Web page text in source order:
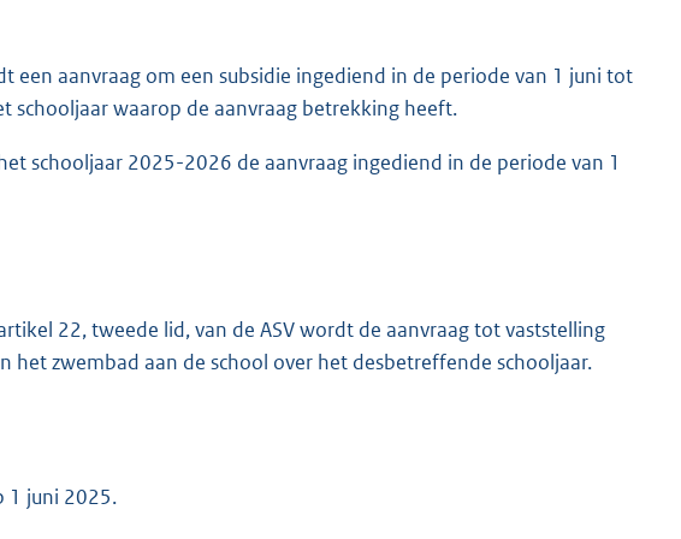
een aanvraag om een subsidie ingediend in de periode van 1 juni tot
schooljaar waarop de aanvraag betrekking heeft.
schooljaar 2025-2026 de aanvraag ingediend in de periode van 1
22, tweede lid, van de ASV wordt de aanvraag tot vaststelling
het zwembad aan de school over het desbetreffende schooljaar.
1 juni 2025.